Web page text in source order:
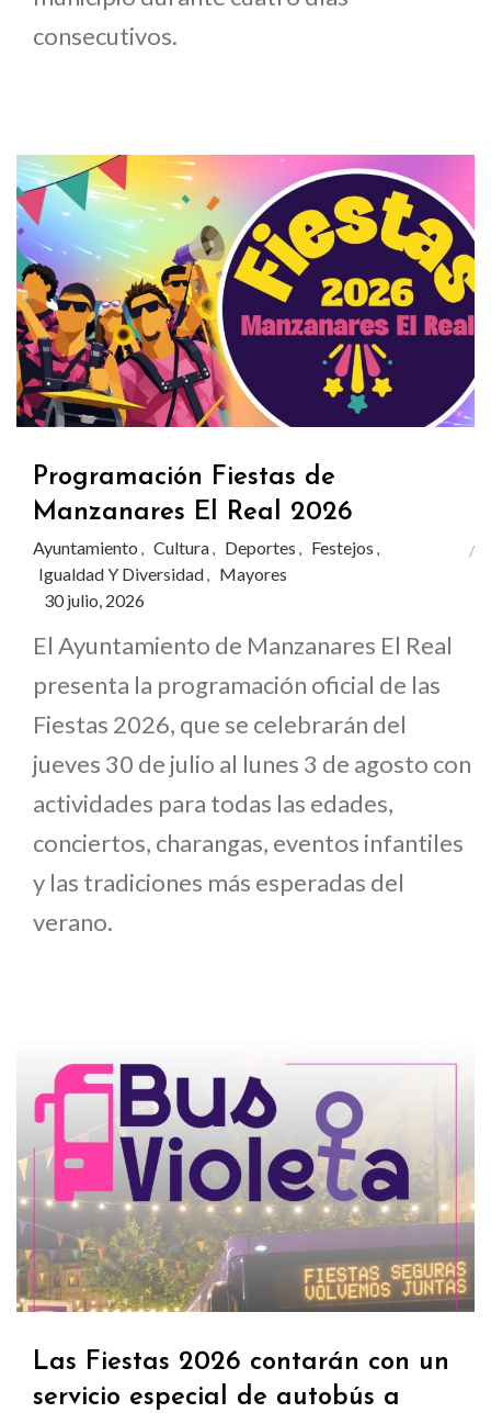
consecutivos.
Programación Fiestas de
Manzanares El Real 2026
Ayuntamiento , Cultura, Deportes , Festejos ,
Igualdad Y Diversidad, Mayores
30 julio, 2026
El Ayuntamiento de Manzanares El Real
presenta la programación oficial de las
Fiestas 2026, que se celebrarán del
jueves 30 de julio al lunes 3 de agosto con
actividades para todas las edades,
conciertos, charangas, eventos infantiles
y las tradiciones más esperadas del
verano.
Las Fiestas 2026 contarán con un
servicio especial de autobús a